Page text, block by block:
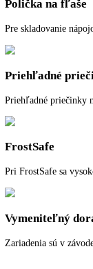
obtáča vnútorný
VarioSpace
Po vybratí
Polička na